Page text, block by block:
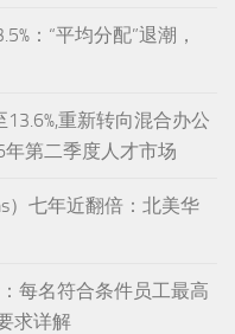
：“平均分配”退潮，
重新转向混合办公
年第二季度人才市场
）七年近翻倍：北美华
每名符合条件员工最高
求详解